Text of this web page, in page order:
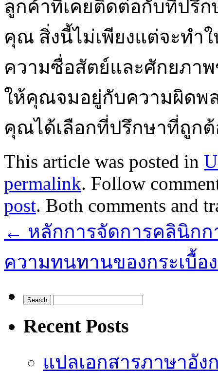
ลูกค้าที่เคยติดต่อกับที่ปรึก
คุณ สิ่งนี้ไม่เพียงแต่จะทำ
ความซื่อสัตย์และศักยภา
ให้คุณจมอยู่กับความผิดพ
คุณได้เลือกที่ปรึกษาที่ถูกต้
This article was posted in
permalink. Follow
post. Both comments and
← หลักการจัดการคลินิก
ความทนทานของกระเบื้อ
Recent Posts
แปลเอกสารภาษาอั